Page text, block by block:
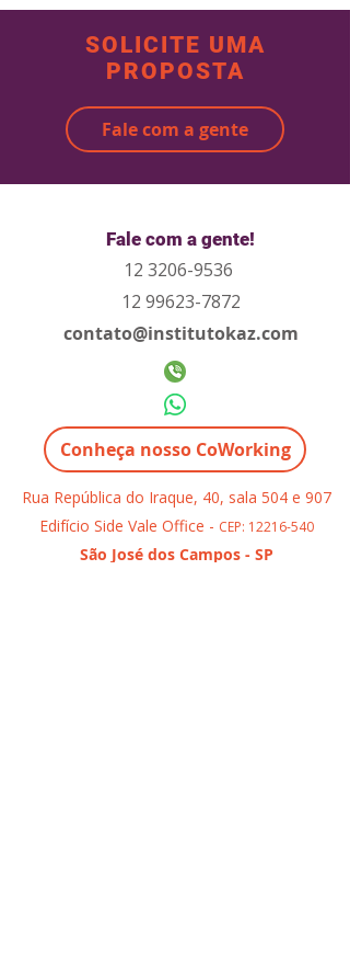
SOLICITE UMA
PROPOSTA
Fale com a gente
Fale com a gente!
12 3206-9536
12 99623-7872
contato@institutokaz.com
Conheça nosso CoWorking
Rua República do Iraque, 40, sala 504 e 907
Edifício Side Vale Office - CEP: 12216-540
São José dos Campos - SP